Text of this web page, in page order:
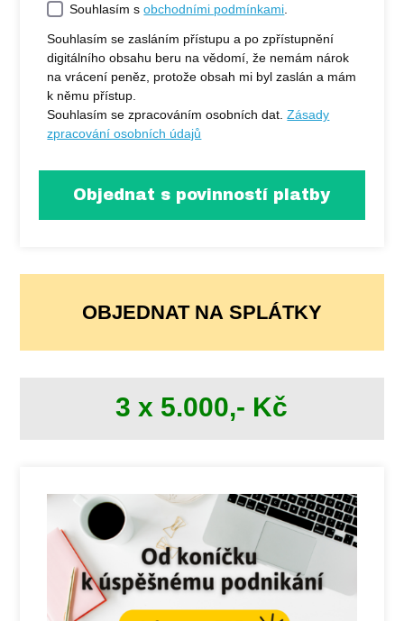
Souhlasím sobchodními podmínkami
Souhlasím se zasláním přístupu a po zpřístupnění
digitálního obsahu beru na vědomí, že nemám nárok
na vrácení peněz, protože obsah mi byl zaslán a mám
k němu přístup.
Souhlasím se zpracováním osobních dat.Zásady
zpracování osobních údajů
Objednat s povinností platby
OBJEDNAT NA SPLÁTKY
3 x 5.000,- Kč